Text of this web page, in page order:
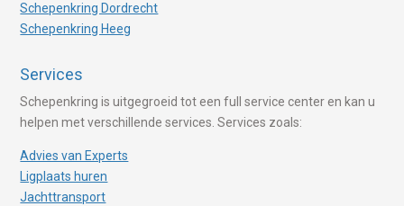
Schepenkring Dordrecht
Schepenkring Heeg
Services
Schepenkring is uitgegroeid tot een full service center en kan u
helpen met verschillende services. Services zoals:
Advies van Experts
Ligplaats huren
Jachttransport